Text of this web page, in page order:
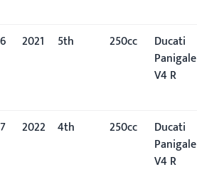
6
2021 5th 250cc
Ducati
Panigale
V4 R
7
2022 4th 250cc
Ducati
Panigale
V4 R